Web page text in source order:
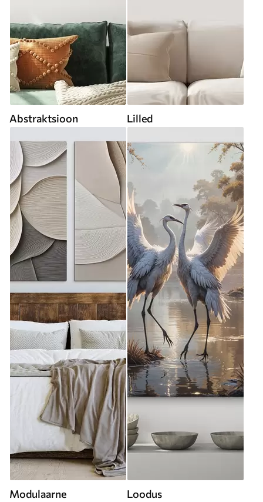
Abstraktsioon Lilled
Modulaarne Loodus